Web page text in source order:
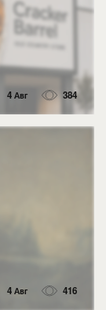
4 Авг 384
4 Авг 416